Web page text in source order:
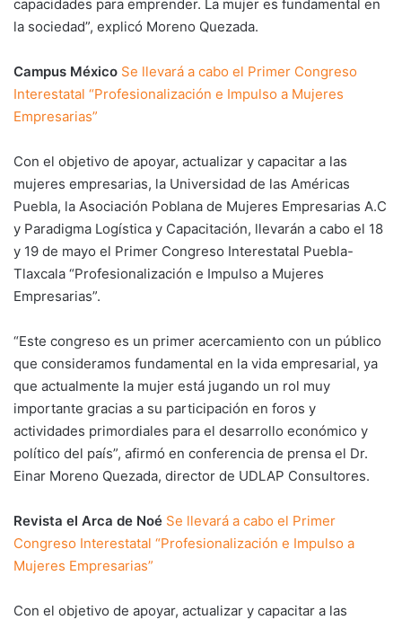
capacidades para emprender. La mujer es fundamental en
la sociedad”, explicó Moreno Quezada.
Campus México Se llevará a cabo el Primer Congreso
Interestatal “Profesionalización e Impulso a Mujeres
Empresarias”
Con el objetivo de apoyar, actualizar y capacitar a las
mujeres empresarias, la Universidad de las Américas
Puebla, la Asociación Poblana de Mujeres Empresarias A.C
y Paradigma Logística y Capacitación, llevarán a cabo el 18
y 19 de mayo el Primer Congreso Interestatal Puebla-
Tlaxcala “Profesionalización e Impulso a Mujeres
Empresarias”.
“Este congreso es un primer acercamiento con un público
que consideramos fundamental en la vida empresarial, ya
que actualmente la mujer está jugando un rol muy
importante gracias a su participación en foros y
actividades primordiales para el desarrollo económico y
político del país”, afirmó en conferencia de prensa el Dr.
Einar Moreno Quezada, director de UDLAP Consultores.
Revista el Arca de Noé Se llevará a cabo el Primer
Congreso Interestatal “Profesionalización e Impulso a
Mujeres Empresarias”
Con el objetivo de apoyar, actualizar y capacitar a las